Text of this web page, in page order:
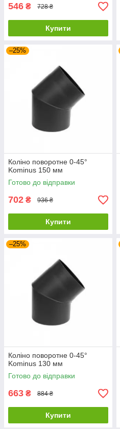
546 ₴ 728 ₴
Купити
–25%
Коліно поворотне 0-45°
Kominus 150 мм
Готово до відправки
702 ₴ 936 ₴
Купити
–25%
Коліно поворотне 0-45°
Kominus 130 мм
Готово до відправки
663 ₴ 884 ₴
Купити